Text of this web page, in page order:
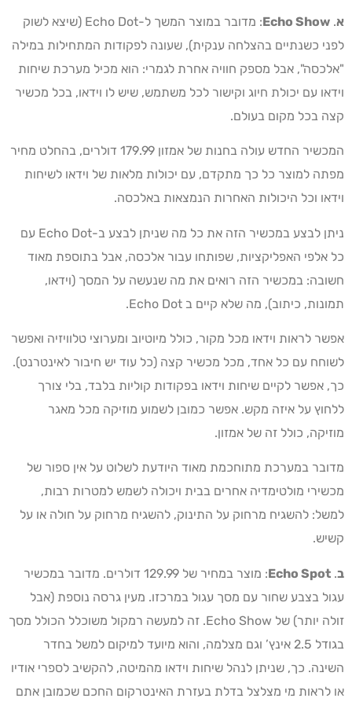
א.
Echo Show
: מדובר במוצר המשך ל-Echo Dot (שיצא לשוק
לפני כשנתיים בהצלחה ענקית), שעונה לפקודות המתחילות במילה
"אלכסה", אבל מספק חוויה אחרת לגמרי: הוא מכיל מערכת שיחות
וידאו עם יכולת חיוג וקישור לכל משתמש, שיש לו וידאו, בכל מכשיר
קצה בכל מקום בעולם.
המכשיר החדש עולה בחנות של אמזון 179.99 דולרים, בהחלט מחיר
מפתה למוצר כל כך מתקדם, עם יכולות מלאות של וידאו לשיחות
וידאו וכל היכולות האחרות הנמצאות באלכסה.
ניתן לבצע במכשיר הזה את כל מה שניתן לבצע ב-Echo Dot עם
כל אלפי האפליקציות, שפותחו עבור אלכסה, אבל בתוספת מאוד
חשובה: במכשיר הזה רואים את מה שנעשה על המסך (וידאו,
תמונות, כיתוב), מה שלא קיים ב Echo Dot.
אפשר לראות וידאו מכל מקור, כולל מיוטיוב ומערוצי טלוויזיה ואפשר
לשוחח עם כל אחד, מכל מכשיר קצה (כל עוד יש חיבור לאינטרנט).
כך, אפשר לקיים שיחות וידאו בפקודות קוליות בלבד, בלי צורך
ללחוץ על איזה מקש. אפשר כמובן לשמוע מוזיקה מכל מאגר
מוזיקה, כולל זה של אמזון.
מדובר במערכת מתוחכמת מאוד היודעת לשלוט על אין ספור של
מכשירי מולטימדיה אחרים בבית ויכולה לשמש למטרות רבות,
למשל: להשגיח מרחוק על התינוק, להשגיח מרחוק על חולה או על
קשיש.
ב.
Echo Spot
: מוצר במחיר של 129.99 דולרים. מדובר במכשיר
עגול בצבע שחור עם מסך עגול במרכזו. מעין גרסה נוספת (אבל
זולה יותר) של Echo Show. זה למעשה רמקול משוכלל הכולל מסך
בגודל 2.5 אינץ’ וגם מצלמה, והוא מיועד למיקום למשל בחדר
השינה. כך, שניתן לנהל שיחות וידאו מהמיטה, להקשיב לספרי אודיו
או לראות מי מצלצל בדלת בעזרת האינטרקום החכם שכמובן אתם